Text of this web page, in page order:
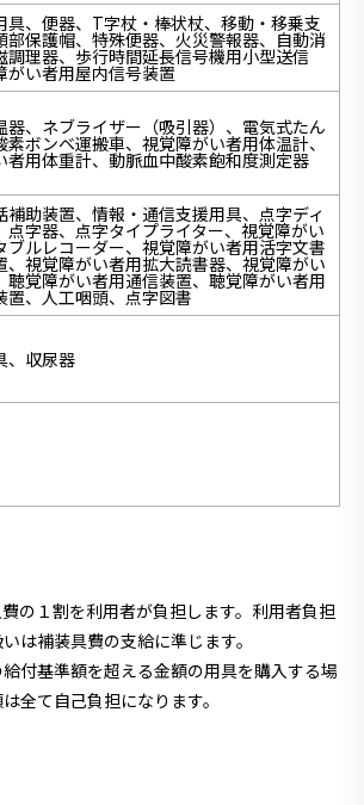
具、便器、T字杖・棒状杖、移動・移乗支
部保護帽、特殊便器、火災警報器、自動消
調理器、歩行時間延長信号機用小型送信
がい者用屋内信号装置
器、ネブライザー（吸引器）、電気式たん
素ボンベ運搬車、視覚障がい者用体温計、
者用体重計、動脈血中酸素飽和度測定器
補助装置、情報・通信支援用具、点字ディ
点字器、点字タイプライター、視覚障がい
ブルレコーダー、視覚障がい者用活字文書
、視覚障がい者用拡大読書器、視覚障がい
聴覚障がい者用通信装置、聴覚障がい者用
置、人工咽頭、点字図書
、収尿器
の１割を利用者が負担します。利用者負担
は補装具費の支給に準じます。
付基準額を超える金額の用具を購入する場
全て自己負担になります。